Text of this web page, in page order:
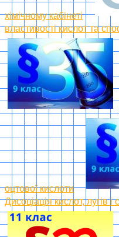
хімічному кабінеті
властивості кислот та
оцтової кислоти
Дисоціація кислот, лугів